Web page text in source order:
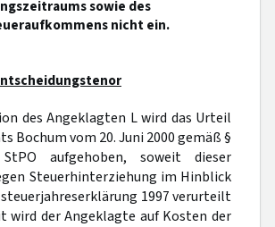
sowie des
nicht ein.
des Angeklagten L wird das Urteil
Bochum vom 20. Juni 2000 gemäß §
aufgehoben, soweit dieser
Steuerhinterziehung im Hinblick
1997 verurteilt
wird der Angeklagte auf Kosten der